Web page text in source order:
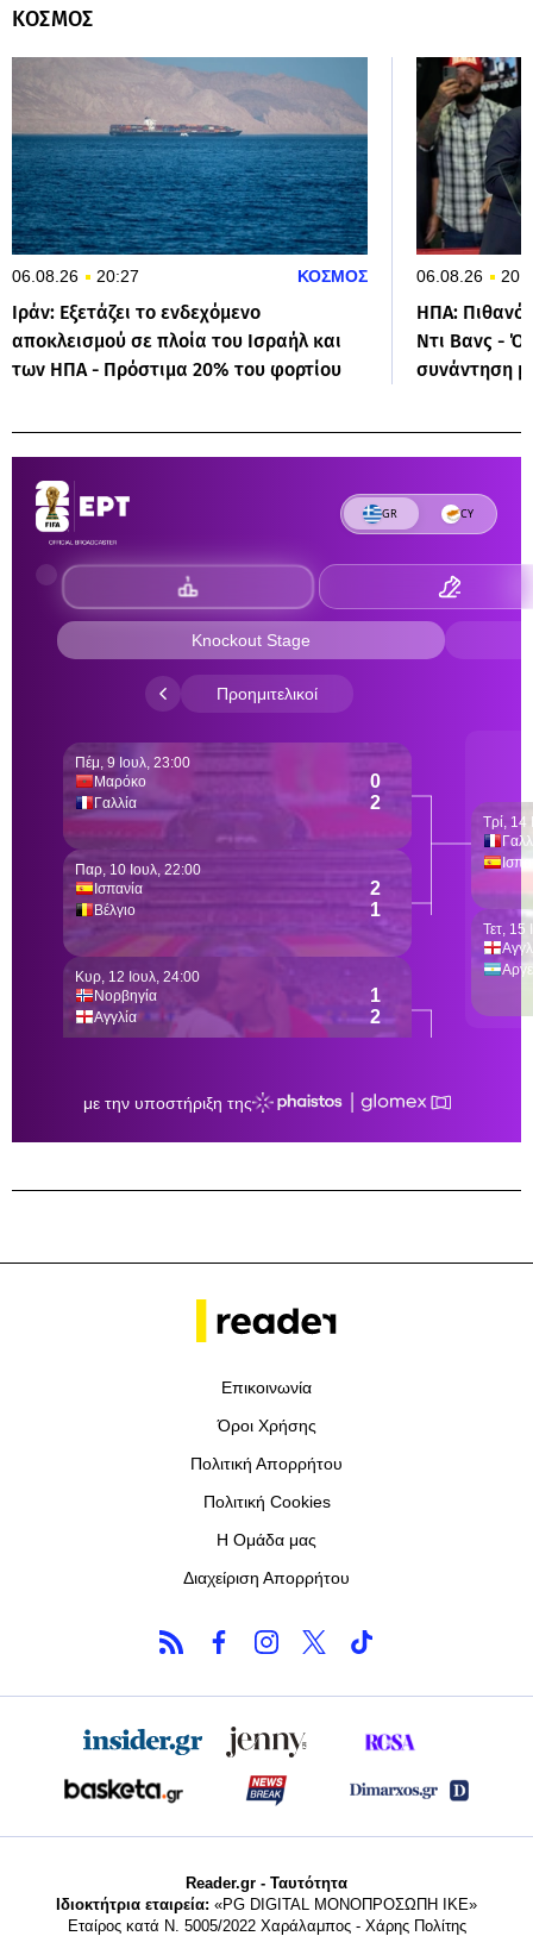
ΚΟΣΜΟΣ
06.08.26 20:27 ΚΟΣΜΟΣ
Ιράν: Εξετάζει το ενδεχόμενο
αποκλεισμού σε πλοία του Ισραήλ και
των ΗΠΑ - Πρόστιμα 20% του φορτίου
06.08.26
ΗΠΑ:
Ντι Βανς -
συνάντηση
Επικοινωνία
Όροι Χρήσης
Πολιτική Απορρήτου
Πολιτική Cookies
Η Ομάδα μας
Διαχείριση Απορρήτου
Reader.gr - Ταυτότητα
Ιδιοκτήτρια εταιρεία: «PG DIGITAL MONΟΠΡΟΣΩΠΗ ΙΚΕ»
Εταίρος κατά Ν. 5005/2022 Χαράλαμπος - Χάρης Πολίτης